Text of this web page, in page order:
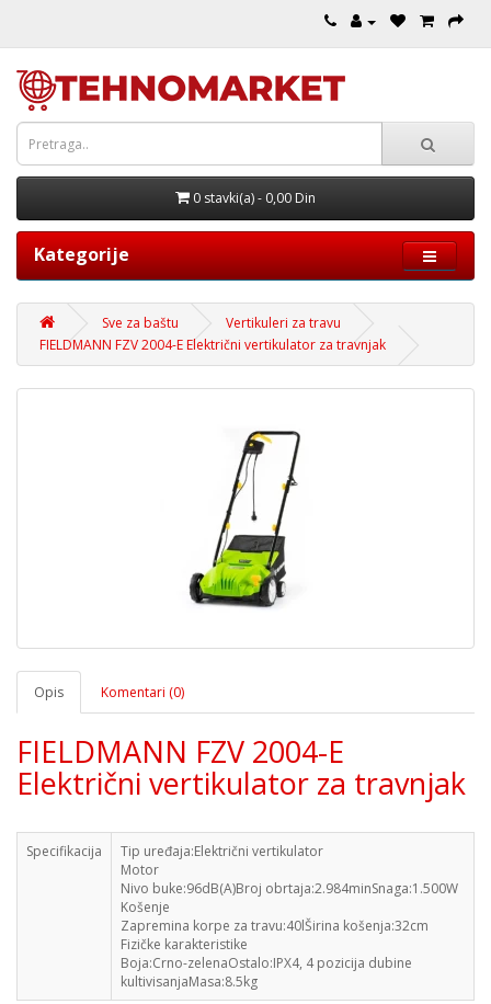
0 stavki(a) - 0,00 Din
Kategorije
Sve za baštu
Vertikuleri za travu
FIELDMANN FZV 2004-E Električni vertikulator za travnjak
Opis Komentari (0)
FIELDMANN FZV 2004-E
Električni vertikulator za travnjak
Specifikacija
Tip uređaja:Električni vertikulator
Motor
Nivo buke:96dB(A)Broj obrtaja:2.984minSnaga:1.500W
Košenje
Zapremina korpe za travu:40lŠirina košenja:32cm
Fizičke karakteristike
Boja:Crno-zelenaOstalo:IPX4, 4 pozicija dubine
kultivisanjaMasa:8.5kg